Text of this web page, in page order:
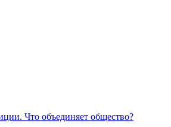
Что объединяет общество?